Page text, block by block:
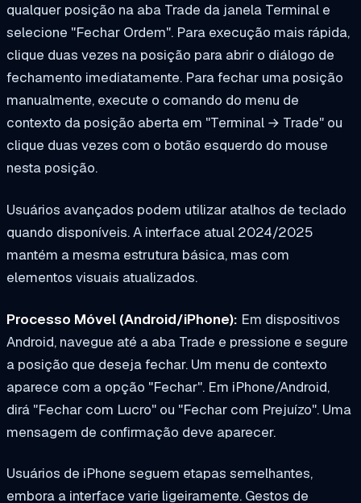
qualquer posição na aba Trade da janela Terminal e
selecione "Fechar Ordem". Para execução mais rápida,
clique duas vezes na posição para abrir o diálogo de
fechamento imediatamente. Para fechar uma posição
manualmente, execute o comando do menu de
contexto da posição aberta em "Terminal → Trade" ou
clique duas vezes com o botão esquerdo do mouse
nesta posição.
Usuários avançados podem utilizar atalhos de teclado
quando disponíveis. A interface atual 2024/2025
mantém a mesma estrutura básica, mas com
elementos visuais atualizados.
Processo Móvel (Android/iPhone): Em dispositivos
Android, navegue até a aba Trade e pressione e segure
a posição que deseja fechar. Um menu de contexto
aparece com a opção "Fechar". Em iPhone/Android,
dirá "Fechar com Lucro" ou "Fechar com Prejuízo". Uma
mensagem de confirmação deve aparecer.
Usuários de iPhone seguem etapas semelhantes,
embora a interface varie ligeiramente. Gestos de